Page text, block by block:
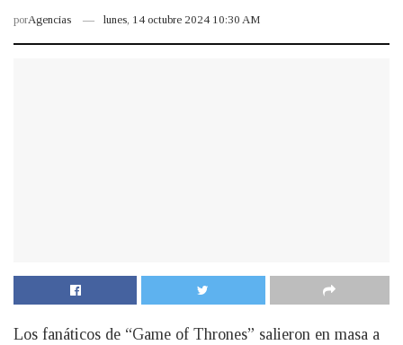
porAgencias lunes, 14 octubre 2024 10:30 AM
Los fanáticos de “Game of Thrones” salieron en masa a